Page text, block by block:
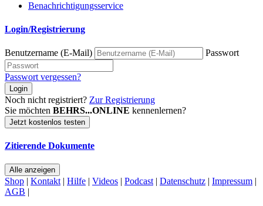
Benachrichtigungsservice
Login/Registrierung
Benutzername (E-Mail) Passwort
Passwort vergessen?
Login
Noch nicht registriert? Zur Registrierung
Sie möchten BEHRS...ONLINE kennenlernen?
Jetzt kostenlos testen
Zitierende Dokumente
Alle anzeigen
Shop | Kontakt | Hilfe | Videos | Podcast | Datenschutz | Impressum |
AGB |